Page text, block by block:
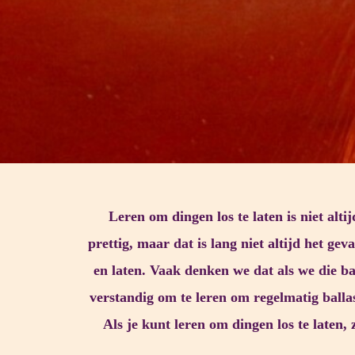
Leren om dingen los te laten is niet
prettig, maar dat is lang niet altijd het
en laten. Vaak denken we dat als we die
verstandig om te leren om regelmatig
Als je kunt leren om dingen los te